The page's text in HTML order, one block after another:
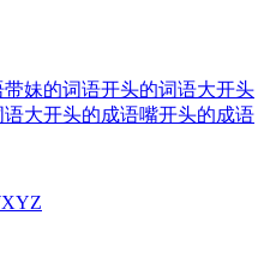
带妹的词语开头的词语大开头
语大开头的成语嘴开头的成语
XYZ